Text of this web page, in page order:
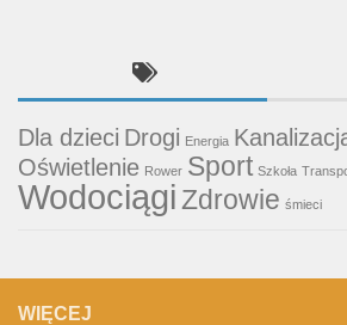
Dla dzieci Drogi Energia
Oświetlenie Rower Sport Szkoła
WodociągiZdrowie śmieci
WIĘCEJ